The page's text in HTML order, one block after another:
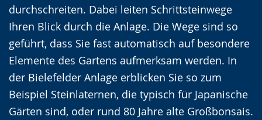
durchschreiten. Dabei leiten Schrittsteinwege
Ihren Blick durch die Anlage. Die Wege sind so
geführt, dass Sie fast automatisch auf besondere
Elemente des Gartens aufmerksam werden. In
der Bielefelder Anlage erblicken Sie so zum
Beispiel Steinlaternen, die typisch für Japanische
Gärten sind, oder rund 80 Jahre alte Großbonsais.